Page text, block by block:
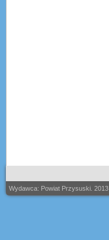
Wydawca: Powiat Przysuski. 2013